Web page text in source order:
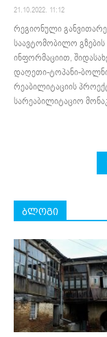
21.10.2022. 11:12
რეგიონული
საავტომობილო გზების
ინფორმაციით,
დაღეთი-ტოპანი-
რეაბილიტაციის
სარეაბილიტაციო
ბლოგი